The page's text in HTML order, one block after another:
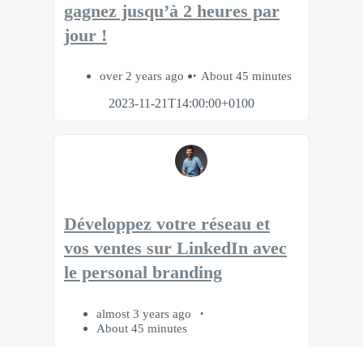
gagnez jusqu’à 2 heures par
jour !
over 2 years ago
About 45 minutes
2023-11-21T14:00:00+0100
Développez votre réseau et
vos ventes sur LinkedIn avec
le personal branding
almost 3 years ago
About 45 minutes